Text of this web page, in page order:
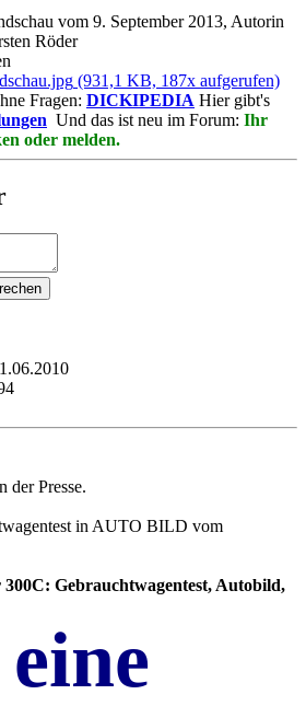
vom 9. September 2013, Autorin
Röder
(931,1 KB, 187x aufgerufen)
Fragen: DICKIPEDIA Hier gibt's
Und das ist neu im Forum: Ihr
oder melden.
der Presse.
in AUTO BILD vom
Gebrauchtwagentest, Autobild,